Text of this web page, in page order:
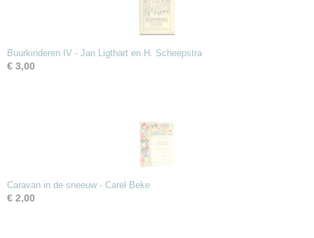
Buurkinderen IV - Jan Ligthart en H. Scheepstra
€ 3,00
Caravan in de sneeuw - Carel Beke
€ 2,00